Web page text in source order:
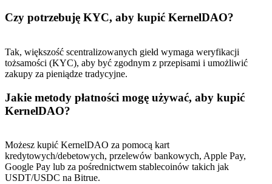
Czy potrzebuję KYC, aby kupić KernelDAO?
Tak, większość scentralizowanych giełd wymaga weryfikacji
tożsamości (KYC), aby być zgodnym z przepisami i umożliwić
zakupy za pieniądze tradycyjne.
Jakie metody płatności mogę używać, aby kupić
KernelDAO?
Możesz kupić KernelDAO za pomocą kart
kredytowych/debetowych, przelewów bankowych, Apple Pay,
Google Pay lub za pośrednictwem stablecoinów takich jak
USDT/USDC na Bitrue.